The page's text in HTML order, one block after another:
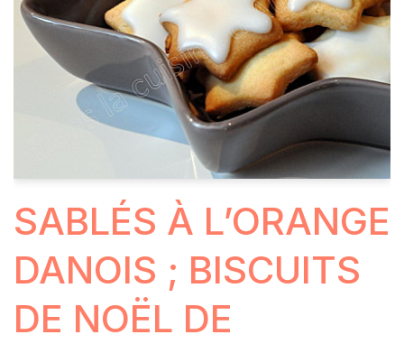
SABLÉS À L’ORANGE
DANOIS ; BISCUITS
DE NOËL DE